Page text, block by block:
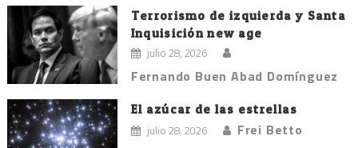
Terrorismo de izquierda y Santa
Inquisición new age
julio 28, 2026
Fernando Buen Abad Domínguez
El azúcar de las estrellas
julio 28, 2026 Frei Betto